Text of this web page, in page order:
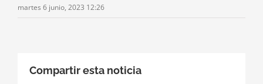
martes 6 junio, 2023 12:26
Compartir esta noticia